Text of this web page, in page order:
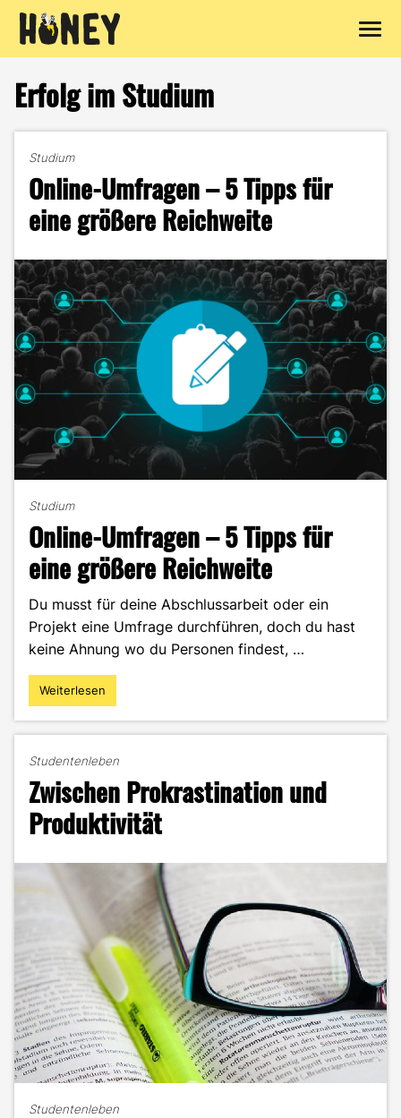
Inhalt
springen
Erfolg im Studium
Studium
Online-Umfragen – 5 Tipps für
eine größere Reichweite
Studium
Online-Umfragen – 5 Tipps für
eine größere Reichweite
Du musst für deine Abschlussarbeit oder ein
Projekt eine Umfrage durchführen, doch du hast
keine Ahnung wo du Personen findest, …
"Online-
Umfragen
Tipps
für
eine
größere
Weiterlesen
Studentenleben
Zwischen Prokrastination und
Produktivität
Studentenleben